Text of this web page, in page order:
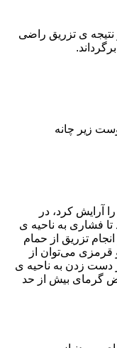
نتیجه ی تزریق راضی
آرایش کرد، در
فشاری به ناحیه ی
ساعت پس از انجام تزریق از حمام
می‌توان از
دست زدن به ناحیه ی
گرمای بیش از حد